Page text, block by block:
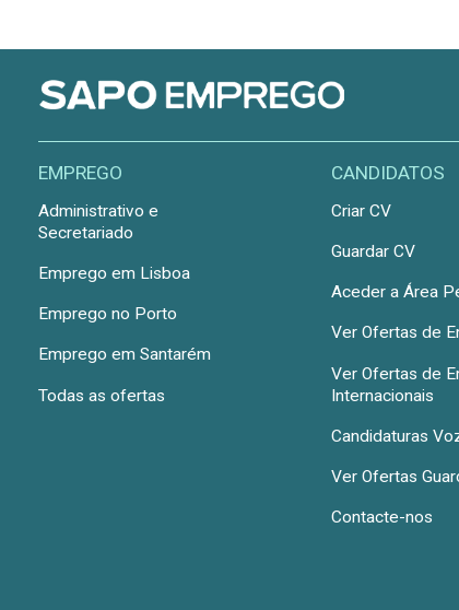
EMPREGO
Administrativo e
Secretariado
Emprego em Lisboa
Emprego no Porto
Emprego em Santarém
Todas as ofertas
CANDIDATOS
Criar CV
Guardar CV
Aceder a Área
Ver Ofertas de
Ver Ofertas de
Internacionais
Candidaturas
Ver Ofertas
Contacte-nos